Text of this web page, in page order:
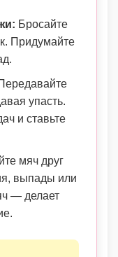
Бросайте
Придумайте
упасть.
и ставьте
мяч друг
выпады или
— делает